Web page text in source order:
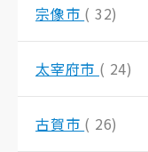
宗像市 ( 32)
太宰府市 ( 24)
古賀市 ( 26)